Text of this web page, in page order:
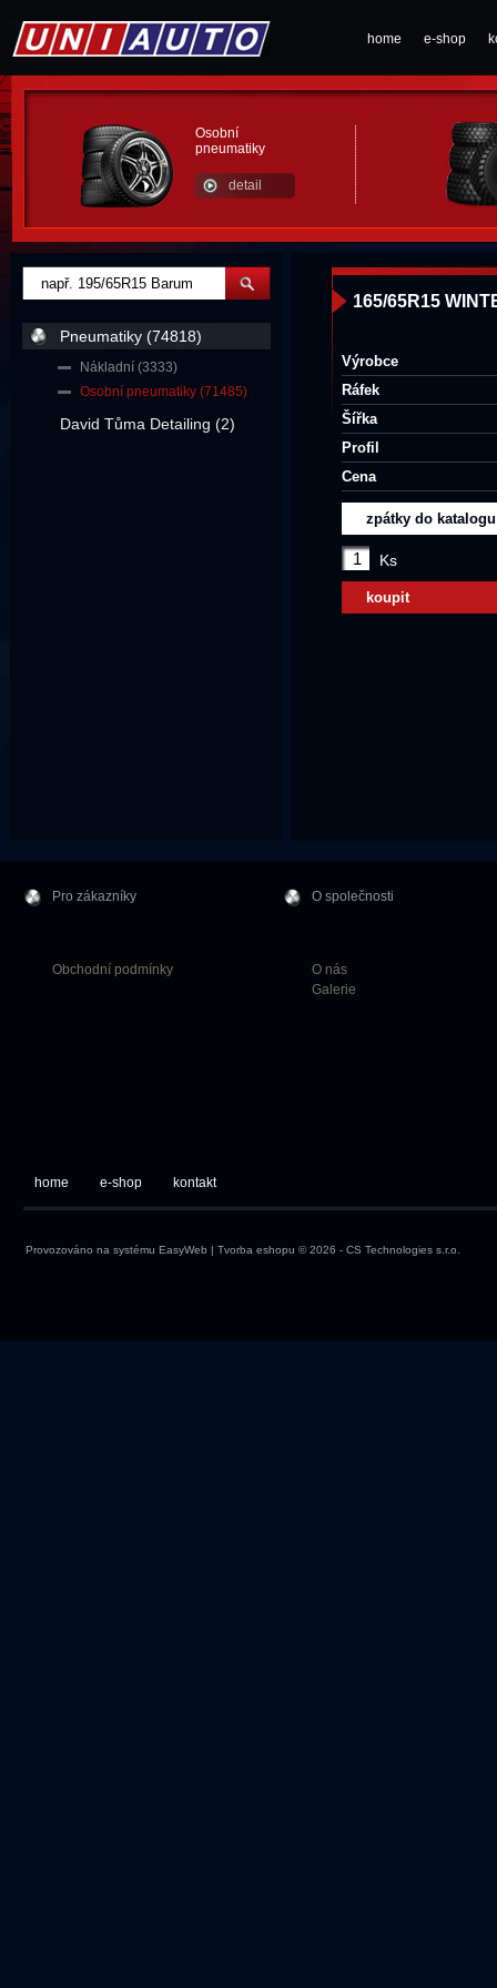
home e-shop
Osobní
pneumatiky
detail
165/65R15
Výrobce
Ráfek
Šířka
Profil
Cena
zpátky do katalogu
Ks
koupit
Pneumatiky (74818)
Nákladní (3333)
Osobní pneumatiky (71485)
David Tůma Detailing (2)
Pro zákazníky
Obchodní podmínky
O společnosti
O nás
Galerie
home e-shop kontakt
Provozováno na systému EasyWeb | Tvorba eshopu © 2026 - CS Technologies s.r.o.